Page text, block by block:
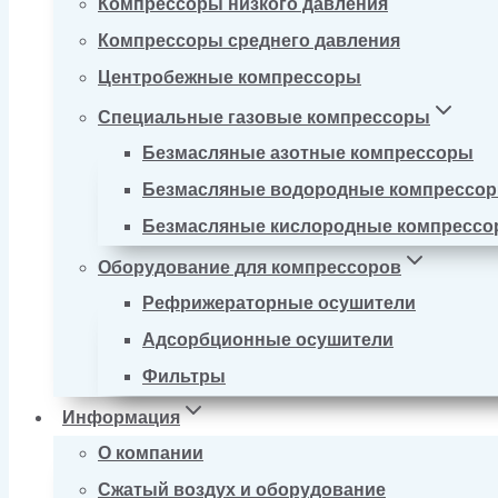
Компрессоры низкого давления
Компрессоры среднего давления
Центробежные компрессоры
Специальные газовые компрессоры
Безмасляные азотные компрессоры
Безмасляные водородные
Безмасляные кислородные
Оборудование для компрессоров
Рефрижераторные осушители
Адсорбционные осушители
Фильтры
Информация
О компании
Сжатый воздух и оборудование